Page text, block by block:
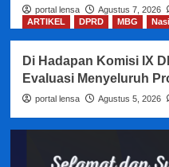
portal lensa Agustus 7, 2026
ARTIKEL
DPRD MBG
Di Hadapan Komisi IX
Evaluasi Menyeluruh
portal lensa Agustus 5, 2026